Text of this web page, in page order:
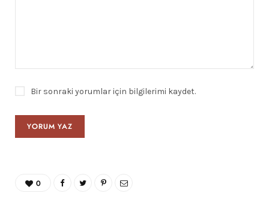
Bir sonraki yorumlar için bilgilerimi kaydet.
0